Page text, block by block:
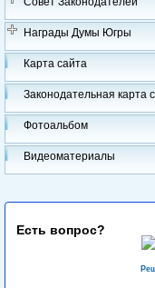
Награды Думы Югры
Карта сайта
Законодательная карта
Фотоальбом
Видеоматериалы
Есть вопрос?